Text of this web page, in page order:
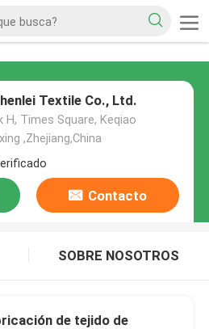
Textile Co., Ltd.
H, Times Square, Keqiao
,Zhejiang,China
Contacto
SOBRE NOSOTROS
de tejido de